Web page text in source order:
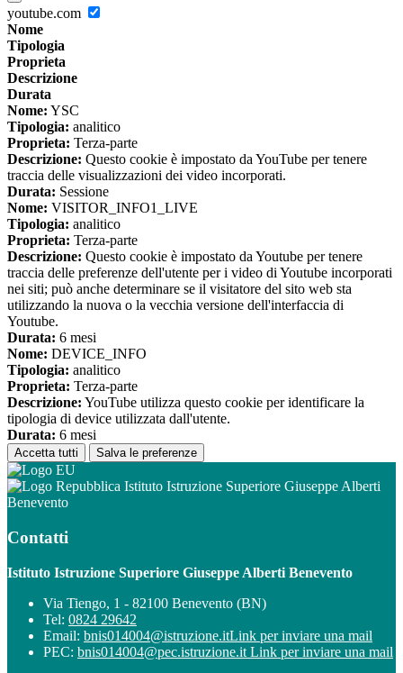
youtube.com
Nome
Tipologia
Proprieta
Descrizione
Durata
Nome: YSC
Tipologia: analitico
Proprieta: Terza-parte
Descrizione: Questo cookie è impostato da YouTube per tenere
traccia delle visualizzazioni dei video incorporati.
Durata: Sessione
Nome: VISITOR_INFO1_LIVE
Tipologia: analitico
Proprieta: Terza-parte
Descrizione: Questo cookie è impostato da Youtube per tenere
traccia delle preferenze dell'utente per i video di Youtube incorporati
nei siti; può anche determinare se il visitatore del sito web sta
utilizzando la nuova o la vecchia versione dell'interfaccia di
Youtube.
Durata: 6 mesi
Nome: DEVICE_INFO
Tipologia: analitico
Proprieta: Terza-parte
Descrizione: YouTube utilizza questo cookie per identificare la
tipologia di device utilizzata dall'utente.
Durata: 6 mesi
Accetta tutti Salva le preferenze
Istituto Istruzione Superiore Giuseppe Alberti
Benevento
Contatti
Istituto Istruzione Superiore Giuseppe Alberti Benevento
Via Tiengo, 1 - 82100 Benevento (BN)
Tel: 0824 29642
Email: bnis014004@istruzione.itLink per inviare una mail
PEC: bnis014004@pec.istruzione.it Link per inviare una mail